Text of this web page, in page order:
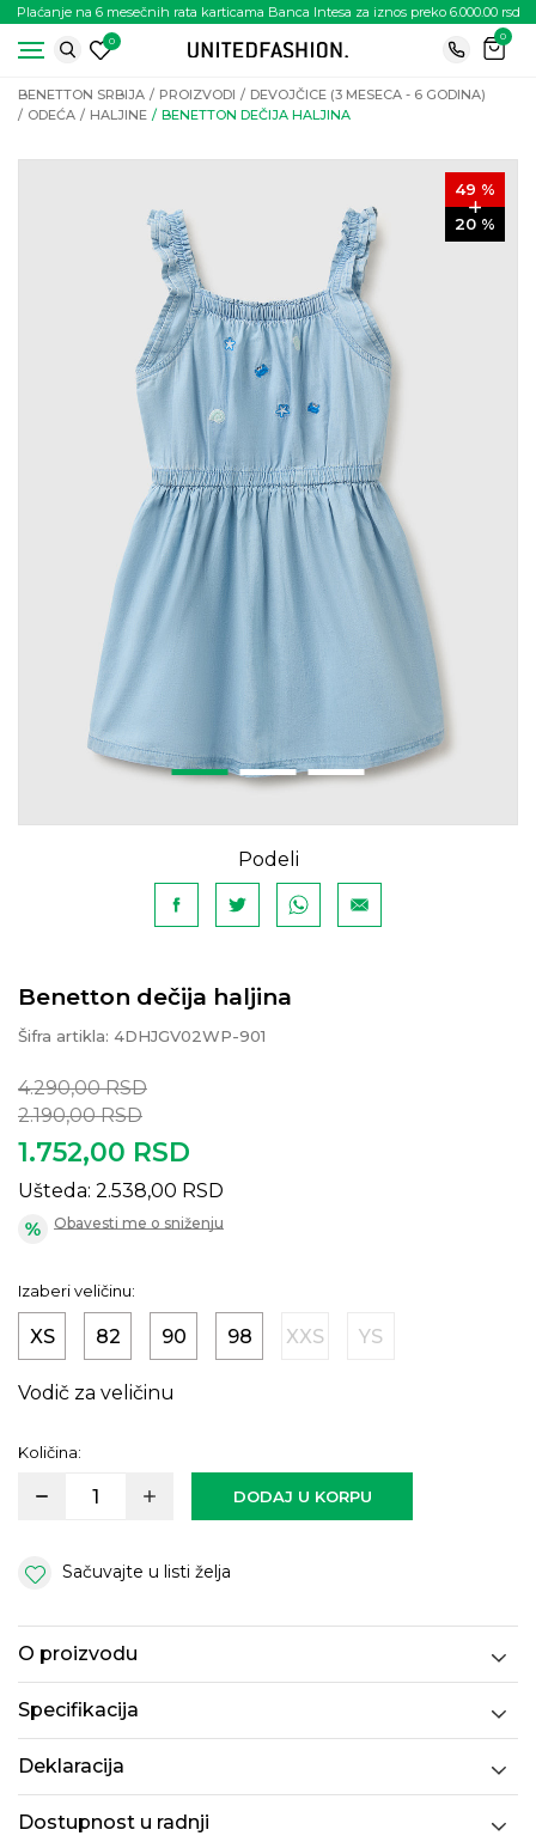
Plaćanje na 6 mesečnih rata karticama Banca Intesa za iznos preko 6.000.00 rsd
0
0
BENETTON SRBIJA PROIZVODI
DEVOJČICE (3 MESECA - 6 GODINA)
ODEĆA
HALJINE BENETTON DEČIJA HALJINA
49 %
20 %
Podeli
Benetton dečija haljina
Šifra artikla: 4DHJGV02WP-901
4.290,00 RSD
2.190,00 RSD
1.752,00 RSD
Ušteda: 2.538,00 RSD
Obavesti me o sniženju
Izaberi veličinu:
XS 82 90 98 XXS YS
Vodič za veličinu
Količina:
DODAJ U KORPU
Sačuvajte u listi želja
O proizvodu
Specifikacija
Deklaracija
Dostupnost u radnji